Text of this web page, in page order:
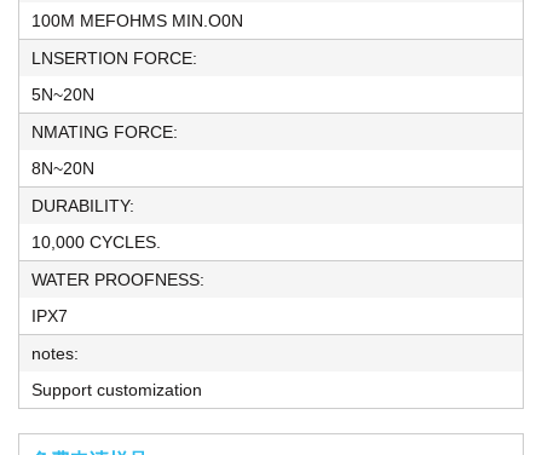
100M MEFOHMS MIN.O0N
LNSERTION FORCE:
5N~20N
NMATING FORCE:
8N~20N
DURABILITY:
10,000 CYCLES.
WATER PROOFNESS:
IPX7
notes:
Support customization